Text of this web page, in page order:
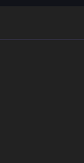
ภาค 3